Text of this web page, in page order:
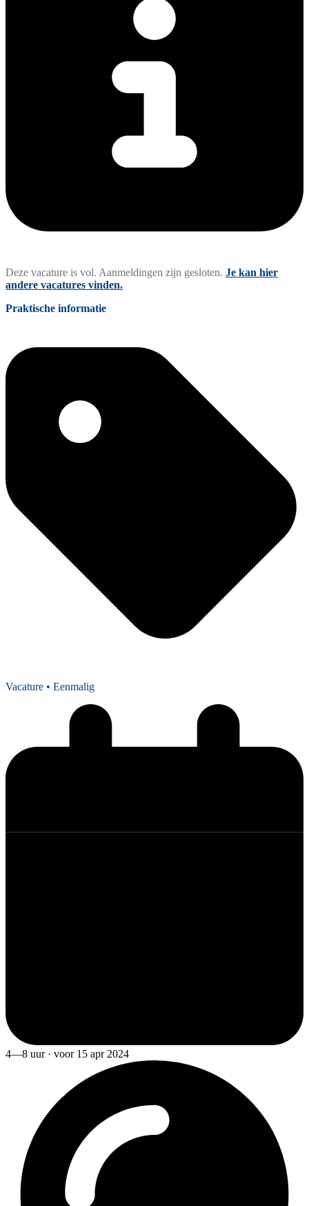
Deze vacature is vol. Aanmeldingen zijn gesloten. Je kan hier
andere vacatures vinden.
Praktische informatie
Vacature • Eenmalig
4—8 uur · voor 15 apr 2024